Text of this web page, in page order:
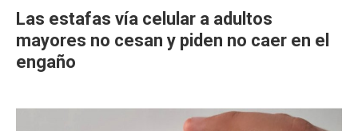
Las estafas vía celular a adultos
mayores no cesan y piden no caer en el
engaño